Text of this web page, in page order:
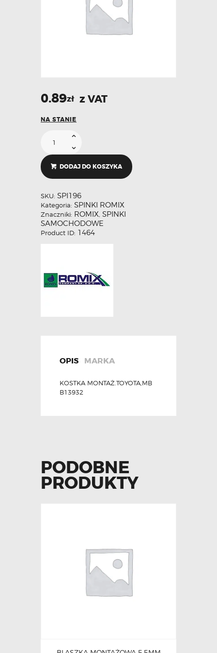
0.89zł z VAT
NA STANIE
DODAJ DO KOSZYKA
SKU: SPI196
Kategoria: SPINKI ROMIX
Znaczniki: ROMIX, SPINKI
SAMOCHODOWE
Product ID: 1464
OPIS MARKA
KOSTKA MONTAŻ.TOYOTA,MB
B13932
PODOBNE
PRODUKTY